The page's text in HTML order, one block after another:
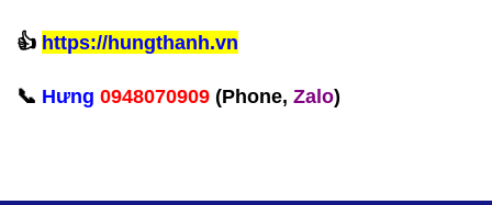
‪👍 https://hungthanh.vn
📞 Hưng 0948070909 (Phone, Zalo)‬